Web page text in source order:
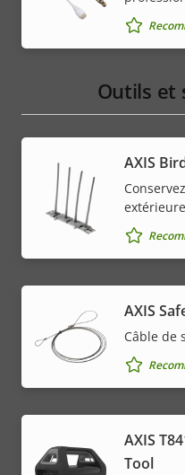
Outils et
AXIS
AXIS
Câble de
AXIS
Tool